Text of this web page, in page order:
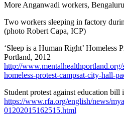
More Anganwadi workers,
Two workers sleeping in factory
(photo Robert Capa, ICP)
‘Sleep is a Human Right’ Homeless
Portland, 2012
http://
homeless-protest-campsat-city-hall-
Student protest against education bill
https://www.rfa.org/english/news/
01202015162515.html